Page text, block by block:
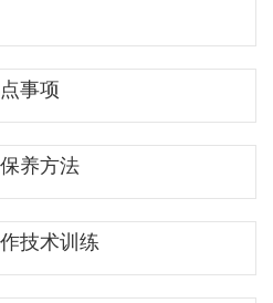
事项
养方法
技术训练